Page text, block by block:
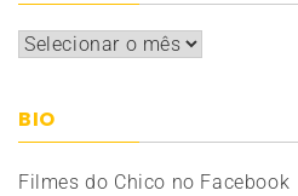
Arquivos
BIO
Filmes do Chico no Facebook